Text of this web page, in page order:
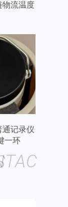
物流温度
通记录仪
一环